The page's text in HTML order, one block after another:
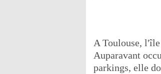
A Toulouse,
Auparavant
parkings, elle